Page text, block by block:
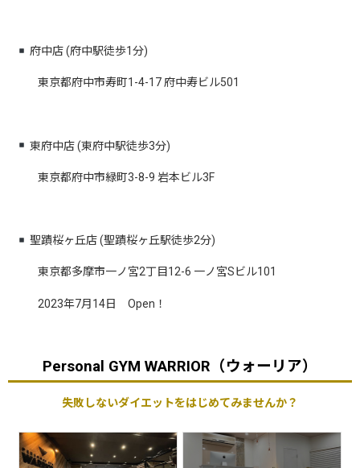
府中店 (府中駅徒歩1分)
東京都府中市寿町1-4-17 府中寿ビル501
東府中店 (東府中駅徒歩3分)
東京都府中市緑町3-8-9 岩本ビル3F
聖蹟桜ヶ丘店 (聖蹟桜ヶ丘駅徒歩2分)
東京都多摩市一ノ宮2丁目12-6 一ノ宮Sビル101
2023年7月14日 Open！
Personal GYM WARRIOR（ウォーリア）
失敗しないダイエットをはじめてみませんか？